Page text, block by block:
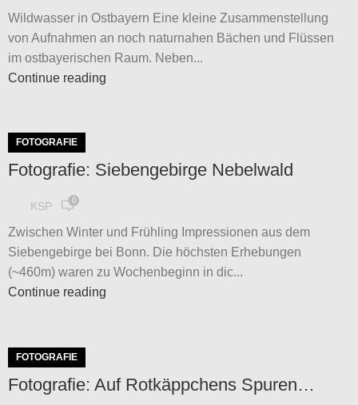
Wildwasser in Ostbayern Eine kleine Zusammenstellung
von Aufnahmen an noch naturnahen Bächen und Flüssen
im ostbayerischen Raum. Neben...
Continue reading
FOTOGRAFIE
Fotografie: Siebengebirge Nebelwald
KSP 0
Zwischen Winter und Frühling Impressionen aus dem
Siebengebirge bei Bonn. Die höchsten Erhebungen
(~460m) waren zu Wochenbeginn in dic...
Continue reading
FOTOGRAFIE
Fotografie: Auf Rotkäppchens Spuren…